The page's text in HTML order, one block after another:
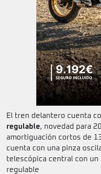
El tren delantero cuenta
regulable, novedad para
amortiguación cortos de
cuenta con una pinza
telescópica central con
regulable